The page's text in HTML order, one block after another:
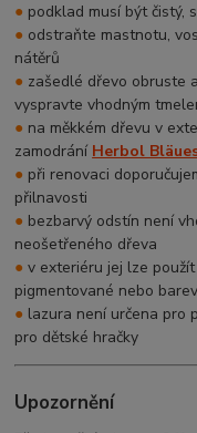
● podklad musí být čistý,
● odstraňte mastnotu,
nátěrů
● zašedlé dřevo obruste
vyspravte vhodným
● na měkkém dřevu v
zamodrání Herbol
● při renovaci
přilnavosti
● bezbarvý odstín není
neošetřeného dřeva
● v exteriéru jej lze
pigmentované nebo
● lazura není určena pro
pro dětské hračky
Upozornění